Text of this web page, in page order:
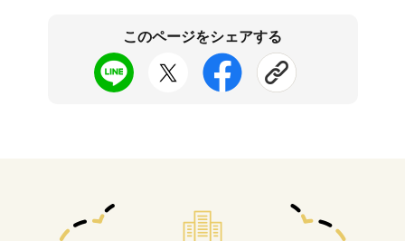
このページをシェアする